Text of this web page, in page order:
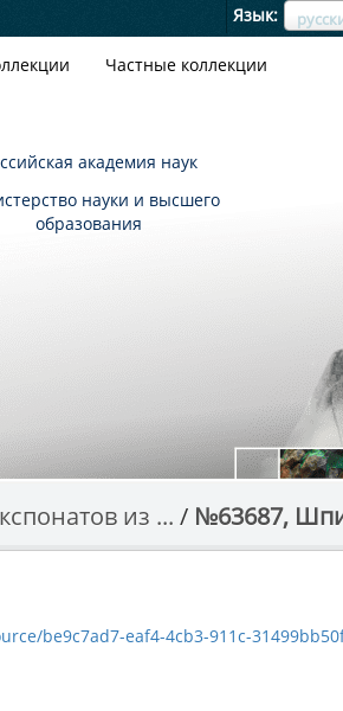
Язык
Частные коллекции
академия наук
науки и высшего
образования
из ... №63687,
eaf4-4cb3-911c-31499bb50f4d/